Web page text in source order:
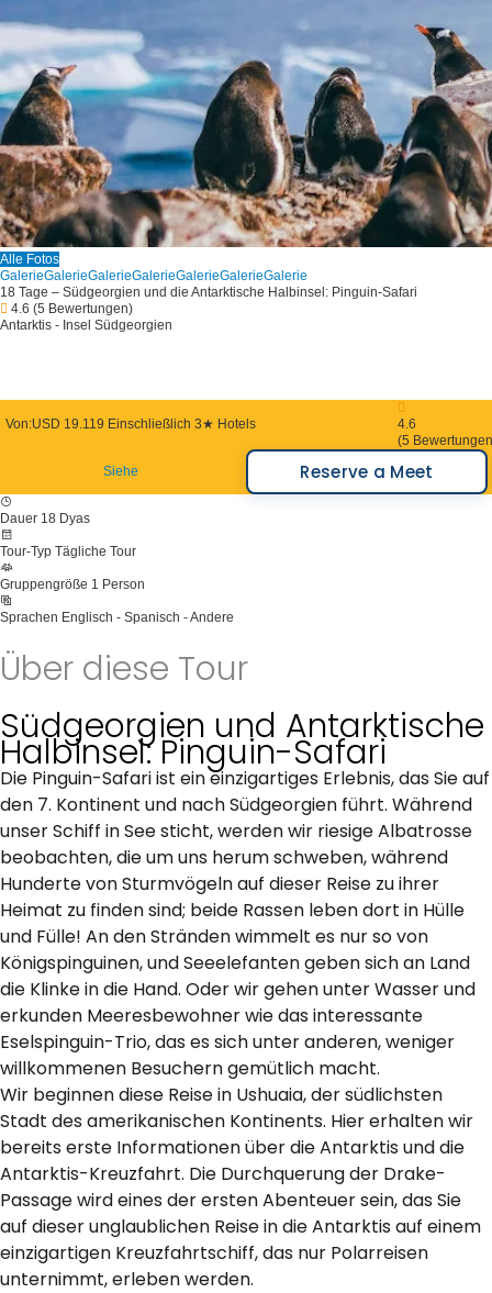
Alle Fotos
GalerieGalerieGalerieGalerieGalerieGalerieGalerie
18 Tage – Südgeorgien und die Antarktische Halbinsel: Pinguin-Safari
4.6 (5 Bewertungen)
Antarktis - Insel Südgeorgien
Von:USD 19.119 Einschließlich 3★ Hotels
4.6
(5
Siehe
Reserve a Meet
Dauer 18 Dyas
Tour-Typ Tägliche Tour
Gruppengröße 1 Person
Sprachen Englisch - Spanisch - Andere
Über diese Tour
Südgeorgien und Antarktische
Halbinsel: Pinguin-Safari
Die Pinguin-Safari ist ein einzigartiges Erlebnis, das Sie auf
den 7. Kontinent und nach Südgeorgien führt. Während
unser Schiff in See sticht, werden wir riesige Albatrosse
beobachten, die um uns herum schweben, während
Hunderte von Sturmvögeln auf dieser Reise zu ihrer
Heimat zu finden sind; beide Rassen leben dort in Hülle
und Fülle! An den Stränden wimmelt es nur so von
Königspinguinen, und Seeelefanten geben sich an Land
die Klinke in die Hand. Oder wir gehen unter Wasser und
erkunden Meeresbewohner wie das interessante
Eselspinguin-Trio, das es sich unter anderen, weniger
willkommenen Besuchern gemütlich macht.
Wir beginnen diese Reise in Ushuaia, der südlichsten
Stadt des amerikanischen Kontinents. Hier erhalten wir
bereits erste Informationen über die Antarktis und die
Antarktis-Kreuzfahrt. Die Durchquerung der Drake-
Passage wird eines der ersten Abenteuer sein, das Sie
auf dieser unglaublichen Reise in die Antarktis auf einem
einzigartigen Kreuzfahrtschiff, das nur Polarreisen
unternimmt, erleben werden.